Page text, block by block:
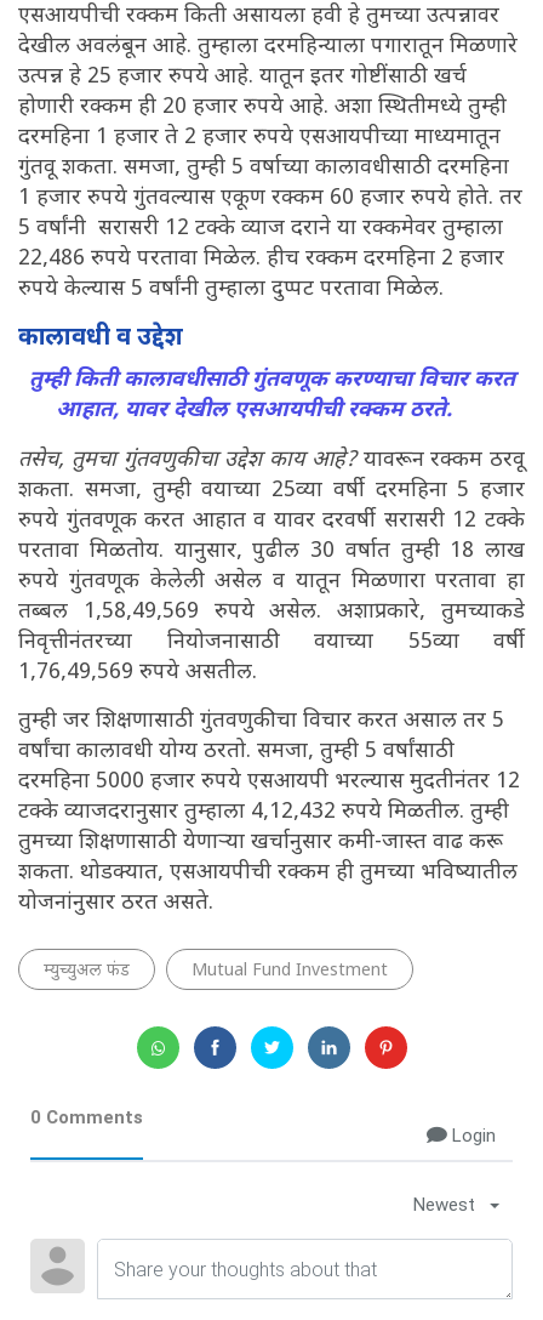
एसआयपीची रक्कम किती असायला हवी हे तुमच्या उत्पन्नावर
देखील अवलंबून आहे. तुम्हाला दरमहिन्याला पगारातून मिळणारे
उत्पन्न हे 25 हजार रुपये आहे. यातून इतर गोष्टींसाठी खर्च
होणारी रक्कम ही 20 हजार रुपये आहे. अशा स्थितीमध्ये तुम्ही
दरमहिना 1 हजार ते 2 हजार रुपये एसआयपीच्या माध्यमातून
गुंतवू शकता. समजा, तुम्ही 5 वर्षाच्या कालावधीसाठी दरमहिना
1 हजार रुपये गुंतवल्यास एकूण रक्कम 60 हजार रुपये होते. तर
5 वर्षांनी सरासरी 12 टक्के व्याज दराने या रक्कमेवर तुम्हाला
22,486 रुपये परतावा मिळेल. हीच रक्कम दरमहिना 2 हजार
रुपये केल्यास 5 वर्षांनी तुम्हाला दुप्पट परतावा मिळेल.
कालावधी व उद्देश
तुम्ही किती कालावधीसाठी गुंतवणूक करण्याचा विचार करत
आहात, यावर देखील एसआयपीची रक्कम ठरते.
तसेच, तुमचा गुंतवणुकीचा उद्देश काय आहे?यावरून रक्कम ठरवू
शकता. समजा, तुम्ही वयाच्या 25व्या वर्षी दरमहिना 5 हजार
रुपये गुंतवणूक करत आहात व यावर दरवर्षी सरासरी 12 टक्के
परतावा मिळतोय. यानुसार, पुढील 30 वर्षात तुम्ही 18 लाख
रुपये गुंतवणूक केलेली असेल व यातून मिळणारा परतावा हा
तब्बल 1,58,49,569 रुपये असेल. अशाप्रकारे, तुमच्याकडे
निवृत्तीनंतरच्या नियोजनासाठी वयाच्या 55व्या वर्षी
1,76,49,569 रुपये असतील.
तुम्ही जर शिक्षणासाठी गुंतवणुकीचा विचार करत असाल तर 5
वर्षांचा कालावधी योग्य ठरतो. समजा, तुम्ही 5 वर्षांसाठी
दरमहिना 5000 हजार रुपये एसआयपी भरल्यास मुदतीनंतर 12
टक्के व्याजदरानुसार तुम्हाला 4,12,432 रुपये मिळतील. तुम्ही
तुमच्या शिक्षणासाठी येणाऱ्या खर्चानुसार कमी-जास्त वाढ करू
शकता. थोडक्यात, एसआयपीची रक्कम ही तुमच्या भविष्यातील
योजनांनुसार ठरत असते.
म्युच्युअल फंड Mutual Fund Investment
0 Comments
Login
Newest